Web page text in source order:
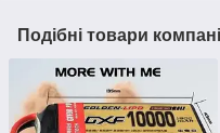
Подібні товари